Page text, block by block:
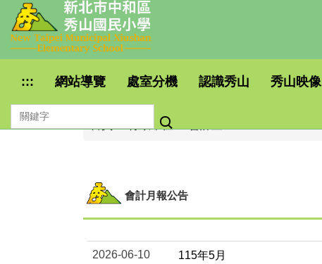
跳
內
::: 網站導覽 處室分機 認識秀山 秀山映像
:::
行政單位
會計月報公告
2026-06-10 115年5月